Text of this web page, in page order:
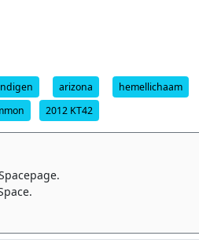
arizona hemellichaam
2012 KT42